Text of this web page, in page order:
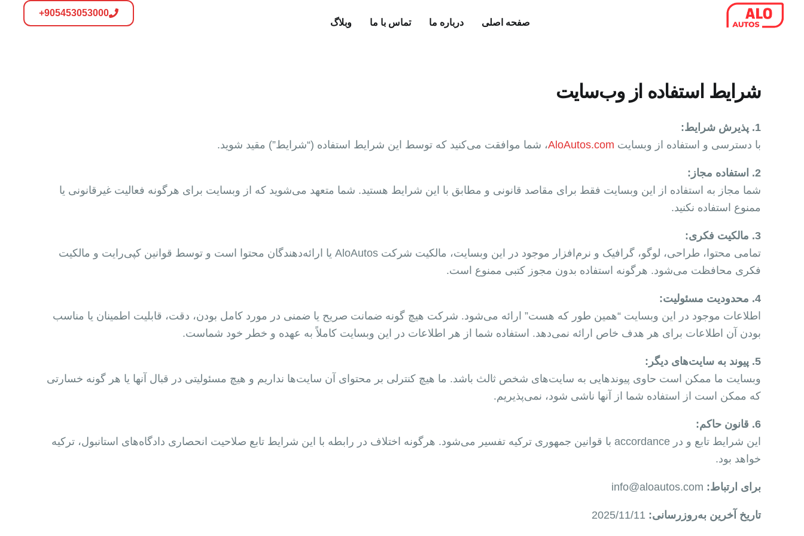
پرش
صفحه اصلی درباره ما تماس با ما وبلاگ
905453053000+
شرایط استفاده از وب‌سایت
1. پذیرش شرایط:
با دسترسی و استفاده از وبسایت AloAutos.com، شما موافقت می‌کنید که توسط این شرایط استفاده (“شرایط”) مقید شوید.
2. استفاده مجاز:
شما مجاز به استفاده از این وبسایت فقط برای مقاصد قانونی و مطابق با این شرایط هستید. شما متعهد می‌شوید که از وبسایت برای هرگونه فعالیت غیرقانونی یا
ممنوع استفاده نکنید.
3. مالکیت فکری:
تمامی محتوا، طراحی، لوگو، گرافیک و نرم‌افزار موجود در این وبسایت، مالکیت شرکت AloAutos یا ارائه‌دهندگان محتوا است و توسط قوانین کپی‌رایت و مالکیت
فکری محافظت می‌شود. هرگونه استفاده بدون مجوز کتبی ممنوع است.
4. محدودیت مسئولیت:
اطلاعات موجود در این وبسایت “همین طور که هست” ارائه می‌شود. شرکت هیچ گونه ضمانت صریح یا ضمنی در مورد کامل بودن، دقت، قابلیت اطمینان یا مناسب
بودن آن اطلاعات برای هر هدف خاص ارائه نمی‌دهد. استفاده شما از هر اطلاعات در این وبسایت کاملاً به عهده و خطر خود شماست.
5. پیوند به سایت‌های دیگر:
وبسایت ما ممکن است حاوی پیوندهایی به سایت‌های شخص ثالث باشد. ما هیچ کنترلی بر محتوای آن سایت‌ها نداریم و هیچ مسئولیتی در قبال آنها یا هر گونه خسارتی
که ممکن است از استفاده شما از آنها ناشی شود، نمی‌پذیریم.
6. قانون حاکم:
این شرایط تابع و در accordance با قوانین جمهوری ترکیه تفسیر می‌شود. هرگونه اختلاف در رابطه با این شرایط تابع صلاحیت انحصاری دادگاه‌های استانبول، ترکیه
خواهد بود.
برای ارتباط:
تاریخ آخرین به‌روزرسانی: